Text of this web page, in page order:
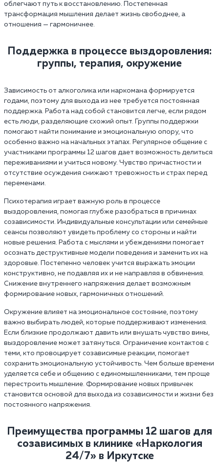
облегчают путь к восстановлению. Постепенная
трансформация мышления делает жизнь свободнее, а
отношения — гармоничнее.
Поддержка в процессе выздоровления:
группы, терапия, окружение
Зависимость от алкоголика или наркомана формируется
годами, поэтому для выхода из нее требуется постоянная
поддержка. Работа над собой становится легче, если рядом
есть люди, разделяющие схожий опыт. Группы поддержки
помогают найти понимание и эмоциональную опору, что
особенно важно на начальных этапах. Регулярное общение с
участниками программы 12 шагов дает возможность делиться
переживаниями и учиться новому. Чувство причастности и
отсутствие осуждения снижают тревожность и страх перед
переменами.
Психотерапия играет важную роль в процессе
выздоровления, помогая глубже разобраться в причинах
созависимости. Индивидуальные консультации или семейные
сеансы позволяют увидеть проблему со стороны и найти
новые решения. Работа с мыслями и убеждениями помогает
осознать деструктивные модели поведения и заменить их на
здоровые. Постепенно человек учится выражать эмоции
конструктивно, не подавляя их и не направляя в обвинения.
Снижение внутреннего напряжения делает возможным
формирование новых, гармоничных отношений.
Окружение влияет на эмоциональное состояние, поэтому
важно выбирать людей, которые поддерживают изменения.
Если близкие продолжают давить или внушать чувство вины,
выздоровление может затянуться. Ограничение контактов с
теми, кто провоцирует созависимые реакции, помогает
сохранить эмоциональную устойчивость. Чем больше времени
уделяется себе и общению с единомышленниками, тем проще
перестроить мышление. Формирование новых привычек
становится основой для выхода из созависимости и жизни без
постоянного напряжения.
Преимущества программы 12 шагов для
созависимых в клинике «Наркология
24/7» в Иркутске